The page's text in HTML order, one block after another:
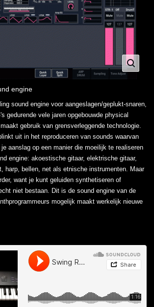
engine
sound engine voor aangeslagen/geplukt-snaren,
gedurende vele jaren opgebouwde physical
gebruik van grensverleggende technologie.
uit in het reproduceren van sounds waarvan
aanslag op een manier die moeilijk te realiseren
engine: akoestische gitaar, elektrische gitaar,
harp, bellen, net als etnische instrumenten. Maar
want je kunt geluiden synthetiseren of
niet bestaan. Dit is de sound engine van de
mogelijk maakt werkelijk nieuwe